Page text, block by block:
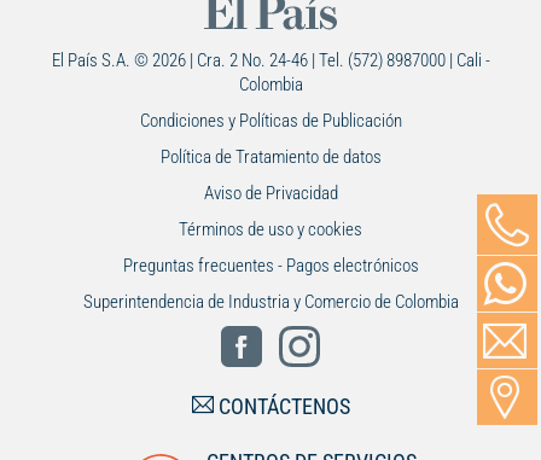
El País S.A. © 2026 | Cra. 2 No. 24-46 | Tel. (572) 8987000 | Cali -
Colombia
Condiciones y Políticas de Publicación
Política de Tratamiento de datos
Aviso de Privacidad
Términos de uso y cookies
Preguntas frecuentes - Pagos electrónicos
Superintendencia de Industria y Comercio de Colombia
CONTÁCTENOS